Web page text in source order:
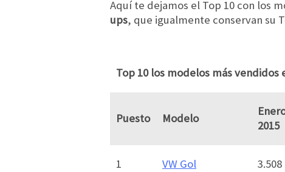
Aquí te dejamos el Top 10 con los
ups, que igualmente conservan su
Top 10 los modelos más vendidos
Puesto Modelo
2015
1 VW Gol 3.508